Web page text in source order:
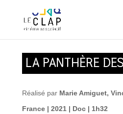
LA PANTHÈRE
Réalisé par Marie Amiguet,
France | 2021 | Doc | 1h32